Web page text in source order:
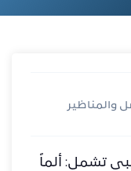
والمناظير
تشمل: ألماً